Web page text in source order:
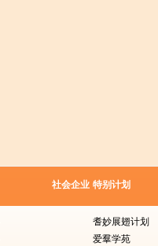
社会企业 特别计划
耆妙展翅计划
爱羣学苑